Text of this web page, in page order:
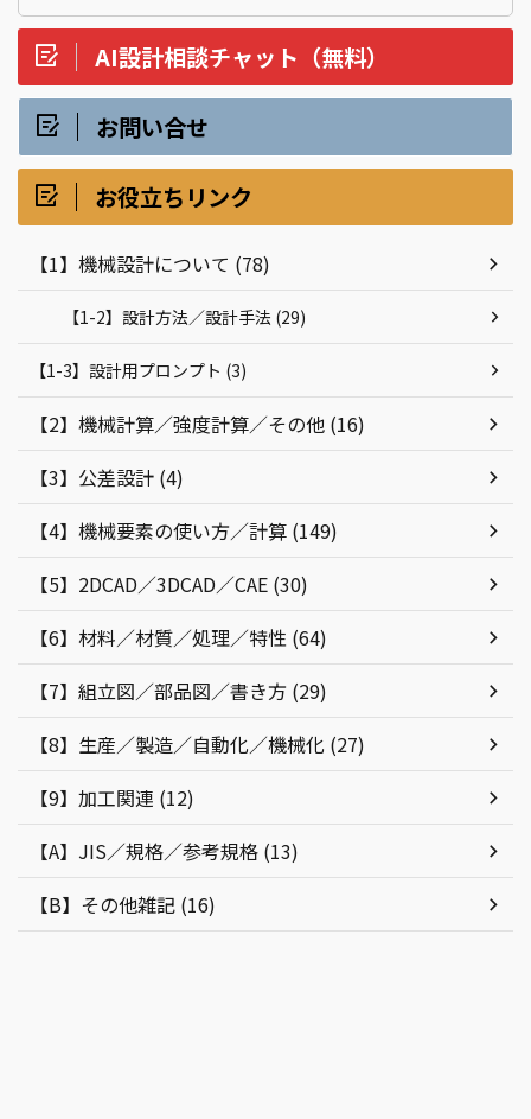
AI設計相談チャット（無料）
お問い合せ
お役立ちリンク
【1】機械設計について (78)
【1-2】設計方法／設計手法 (29)
【1-3】設計用プロンプト (3)
【2】機械計算／強度計算／その他 (16)
【3】公差設計 (4)
【4】機械要素の使い方／計算 (149)
【5】2DCAD／3DCAD／CAE (30)
【6】材料／材質／処理／特性 (64)
【7】組立図／部品図／書き方 (29)
【8】生産／製造／自動化／機械化 (27)
【9】加工関連 (12)
【A】JIS／規格／参考規格 (13)
【B】その他雑記 (16)